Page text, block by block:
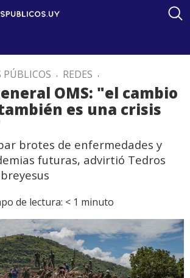
PÚBLICOS . REDES .
OMS: "el cambio
es una crisis
brotes de enfermedades y
futuras, advirtió Tedros
de lectura: < 1 minuto